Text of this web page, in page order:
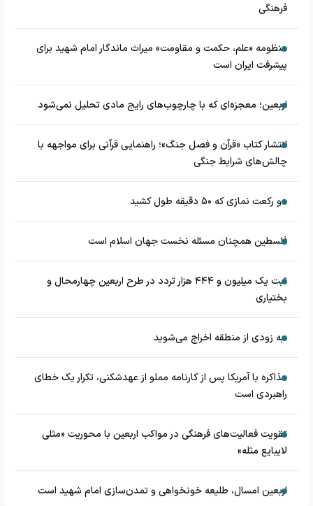
فرهنگی
منظومه «علم، حکمت و مقاومت» میراث ماندگار امام شهید برای
پیشرفت ایران است
اربعین؛ معجزه‌ای که با چارچوب‌های رایج مادی تحلیل نمی‌شود
انتشار کتاب «قرآن و فصل جنگ»؛ راهنمایی قرآنی برای مواجهه با
چالش‌های شرایط جنگی
دو رکعت نمازی که ۵۰ دقیقه طول کشید
فلسطین همچنان مسئله نخست جهان اسلام است
ثبت یک میلیون و ۴۴۴ هزار تردد در طرح اربعین چهارمحال و
بختیاری
به زودی از منطقه اخراج می‌شوید
مذاکره با آمریکا پس از کارنامه مملو از عهدشکنی، تکرار یک خطای
راهبردی است
تقویت فعالیت‌های فرهنگی در مواکب اربعین با محوریت «مثلی
لایبایع مثله»
اربعین امسال، طلیعه خونخواهی و تمدن‌سازی امام شهید است